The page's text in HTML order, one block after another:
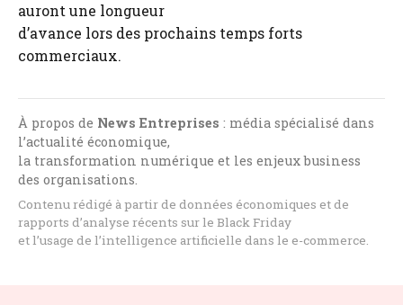
auront une longueur
d’avance lors des prochains temps forts
commerciaux.
À propos de News Entreprises : média spécialisé dans
l’actualité économique,
la transformation numérique et les enjeux business
des organisations.
Contenu rédigé à partir de données économiques et de
rapports d’analyse récents sur le Black Friday
et l’usage de l’intelligence artificielle dans le e-commerce.